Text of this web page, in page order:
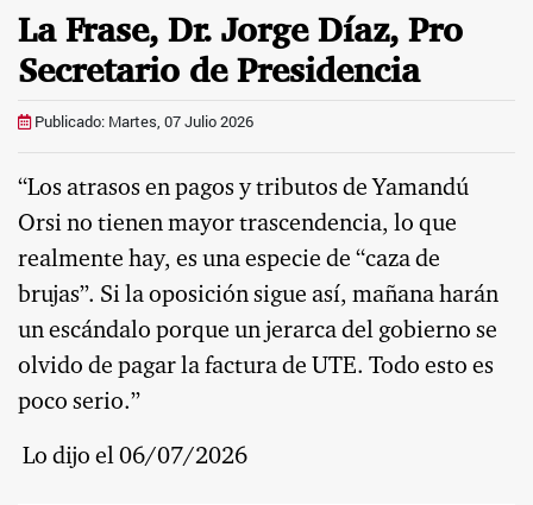
La Frase, Dr. Jorge Díaz, Pro
Secretario de Presidencia
Publicado: Martes, 07 Julio 2026
“Los atrasos en pagos y tributos de Yamandú
Orsi no tienen mayor trascendencia, lo que
realmente hay, es una especie de “caza de
brujas”. Si la oposición sigue así, mañana harán
un escándalo porque un jerarca del gobierno se
olvido de pagar la factura de UTE. Todo esto es
poco serio.”
Lo dijo el 06/07/2026